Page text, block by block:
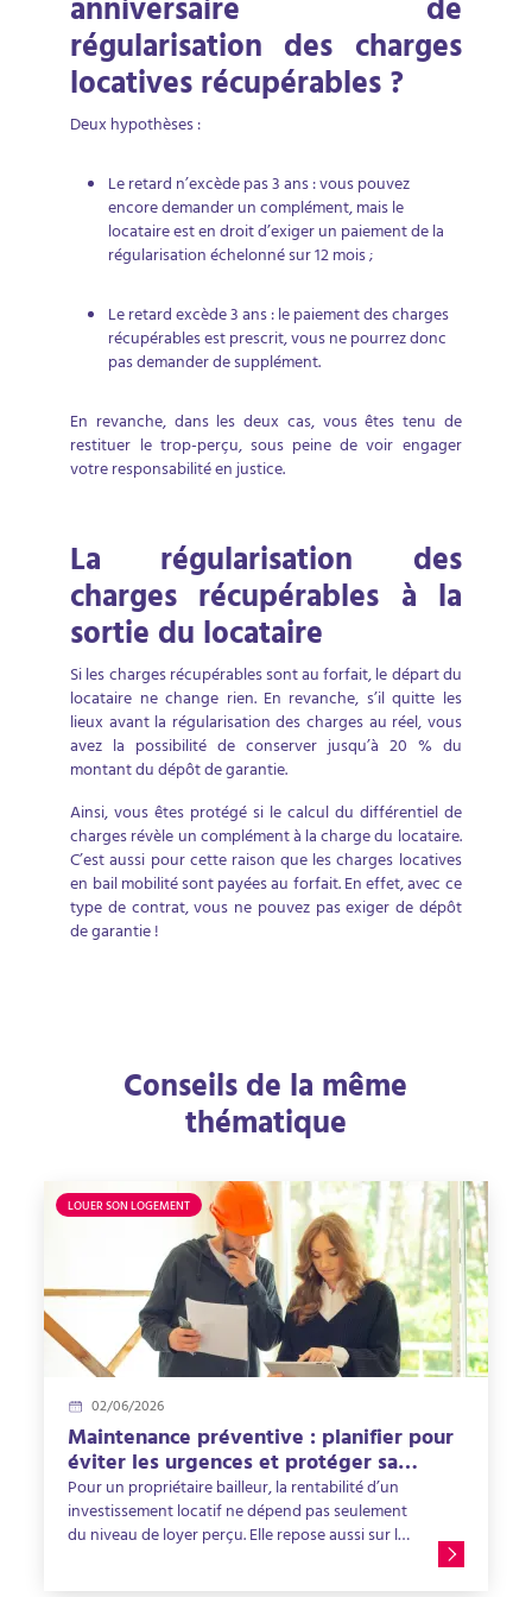
anniversaire de
régularisation des charges
locatives récupérables ?
Deux hypothèses :
Le retard n’excède pas 3 ans : vous pouvez
encore demander un complément, mais le
locataire est en droit d’exiger un paiement de la
régularisation échelonné sur 12 mois ;
Le retard excède 3 ans : le paiement des charges
récupérables est prescrit, vous ne pourrez donc
pas demander de supplément.
En revanche, dans les deux cas, vous êtes tenu de
restituer le trop-perçu, sous peine de voir engager
votre responsabilité en justice.
La régularisation des
charges récupérables à la
sortie du locataire
Si les charges récupérables sont au forfait, le départ du
locataire ne change rien. En revanche, s’il quitte les
lieux avant la régularisation des charges au réel, vous
avez la possibilité de conserver jusqu’à 20 % du
montant du dépôt de garantie.
Ainsi, vous êtes protégé si le calcul du différentiel de
charges révèle un complément à la charge du locataire.
C’est aussi pour cette raison que les charges locatives
en bail mobilité sont payées au forfait. En effet, avec ce
type de contrat, vous ne pouvez pas exiger de dépôt
de garantie !
Conseils de la même
thématique
LOUER SON LOGEMENT
02/06/2026
Maintenance préventive : planifier pour
éviter les urgences et protéger sa
rentabilité locative
Pour un propriétaire bailleur, la rentabilité d’un
investissement locatif ne dépend pas seulement
du niveau de loyer perçu. Elle repose aussi sur la
durée. Un logement bien entretenu attire